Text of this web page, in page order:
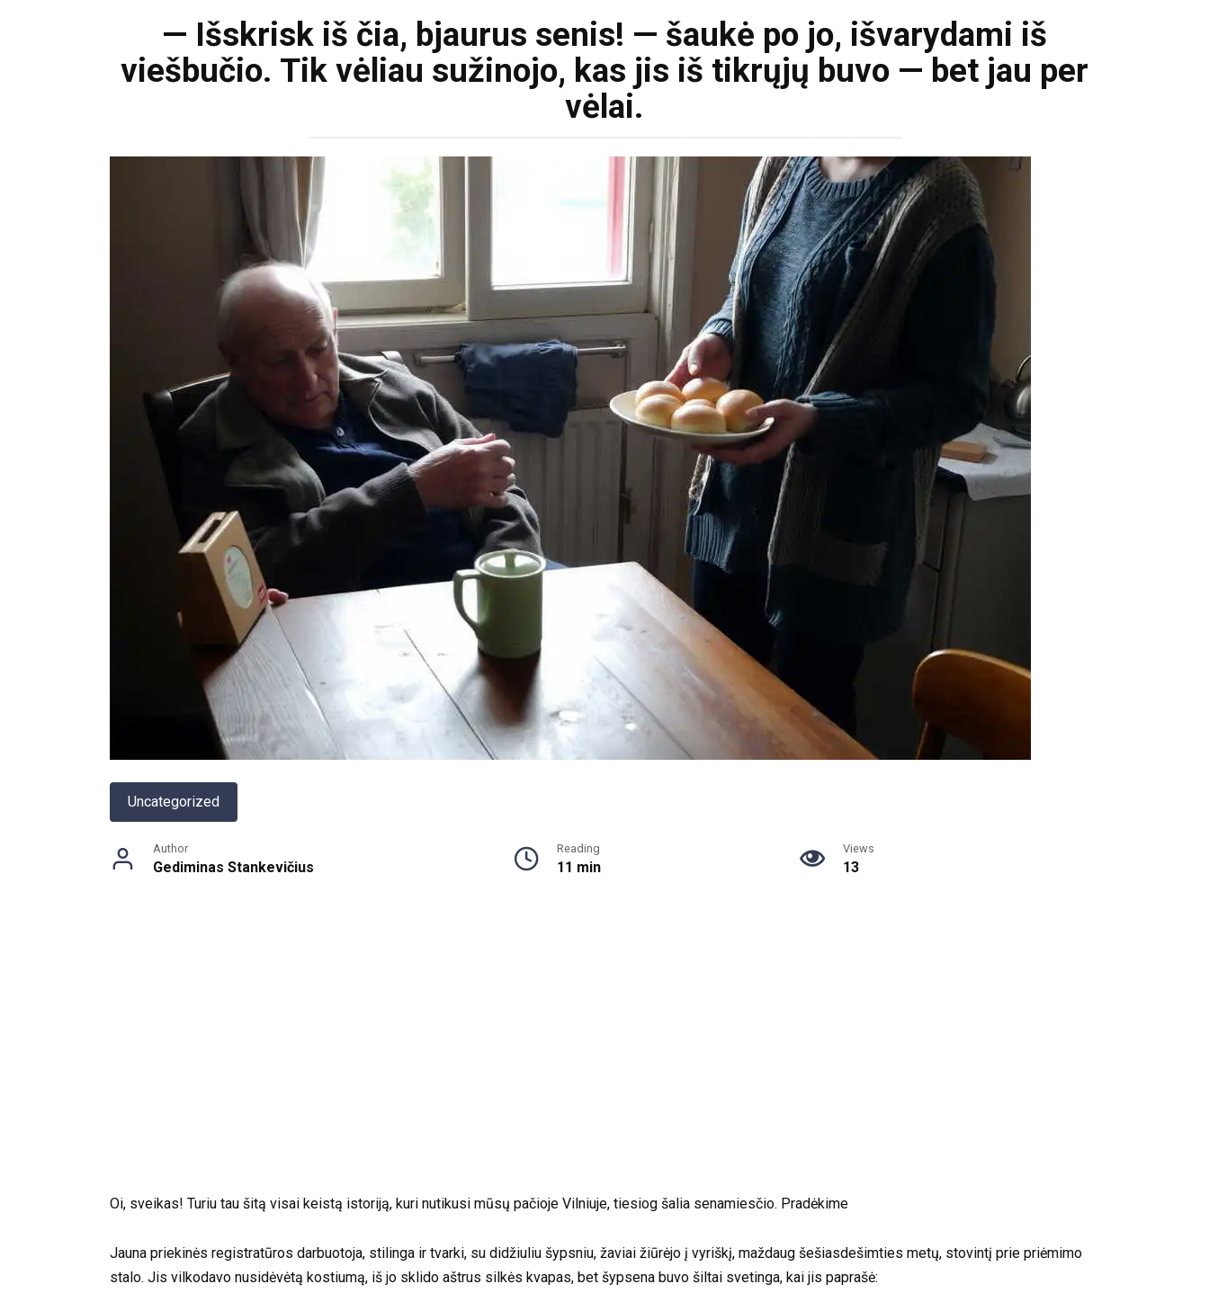
— Išskrisk iš čia, bjaurus senis! — šaukė po jo, išvarydami iš
viešbučio. Tik vėliau sužinojo, kas jis iš tikrųjų buvo — bet jau per
vėlai.
Uncategorized
Author
Gediminas Stankevičius
Reading
11 min
Views
13
Oi, sveikas! Turiu tau šitą visai keistą istoriją, kuri nutikusi mūsų pačioje Vilniuje, tiesiog šalia senamiesčio. Pradėkime
Jauna priekinės registratūros darbuotoja, stilinga ir tvarki, su didžiuliu šypsniu, žaviai žiūrėjo į vyriškį, maždaug šešiasdešimties metų, stovintį prie priėmimo
stalo. Jis vilkodavo nusidėvėtą kostiumą, iš jo sklido aštrus silkės kvapas, bet šypsena buvo šiltai svetinga, kai jis paprašė: